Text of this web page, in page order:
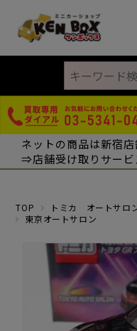
ネットの商品は新宿
⇒店舗受け取りサービ
TOP
トミカ オートサロ
東京オートサロン